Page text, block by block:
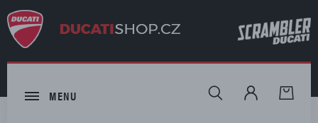
MENU HLEDAT